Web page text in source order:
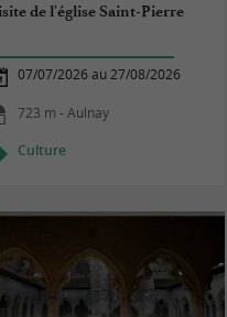
de l'église Saint-Pierre
07/07/2026 au 27/08/2026
723 m - Aulnay
Culture